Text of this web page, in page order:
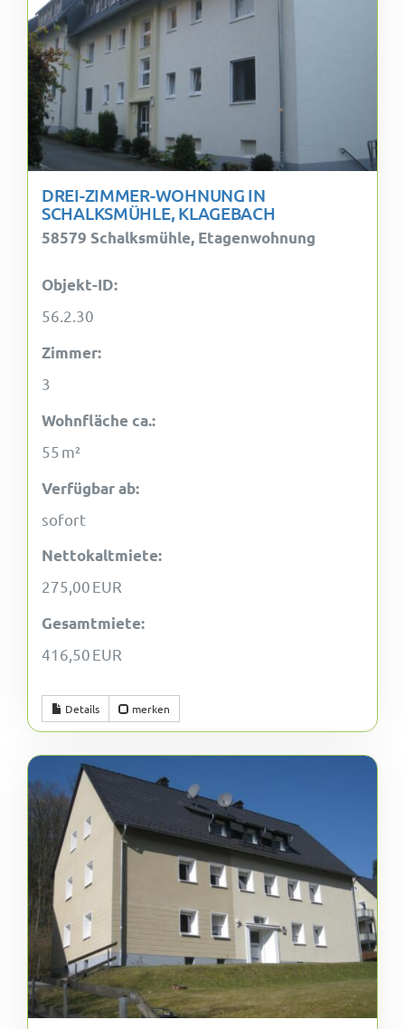
DREI-ZIMMER-WOHNUNG IN
SCHALKSMÜHLE, KLAGEBACH
58579 Schalksmühle, Etagenwohnung
Objekt-ID:
56.2.30
Zimmer:
3
Wohnfläche ca.:
55 m²
Verfügbar ab:
sofort
Nettokaltmiete:
275,00 EUR
Gesamtmiete:
416,50 EUR
Details merken